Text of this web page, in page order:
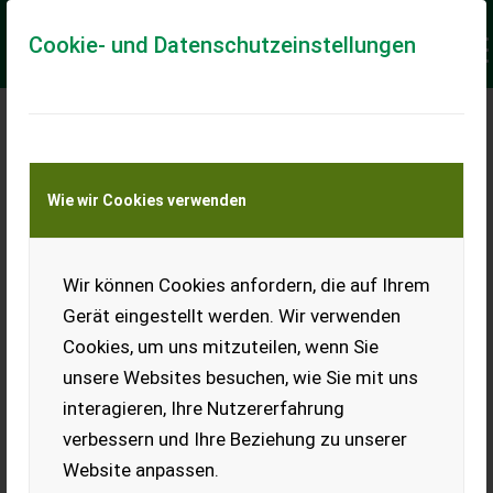
Cookie- und Datenschutzeinstellungen
Wie wir Cookies verwenden
Wir können Cookies anfordern, die auf Ihrem
Gerät eingestellt werden. Wir verwenden
Cookies, um uns mitzuteilen, wenn Sie
unsere Websites besuchen, wie Sie mit uns
interagieren, Ihre Nutzererfahrung
verbessern und Ihre Beziehung zu unserer
Website anpassen.
Meine Transportkostenanfrage
Transport von Land- und Baumaschinen –
KEINE Tiertransporte
Ladeort
Ort